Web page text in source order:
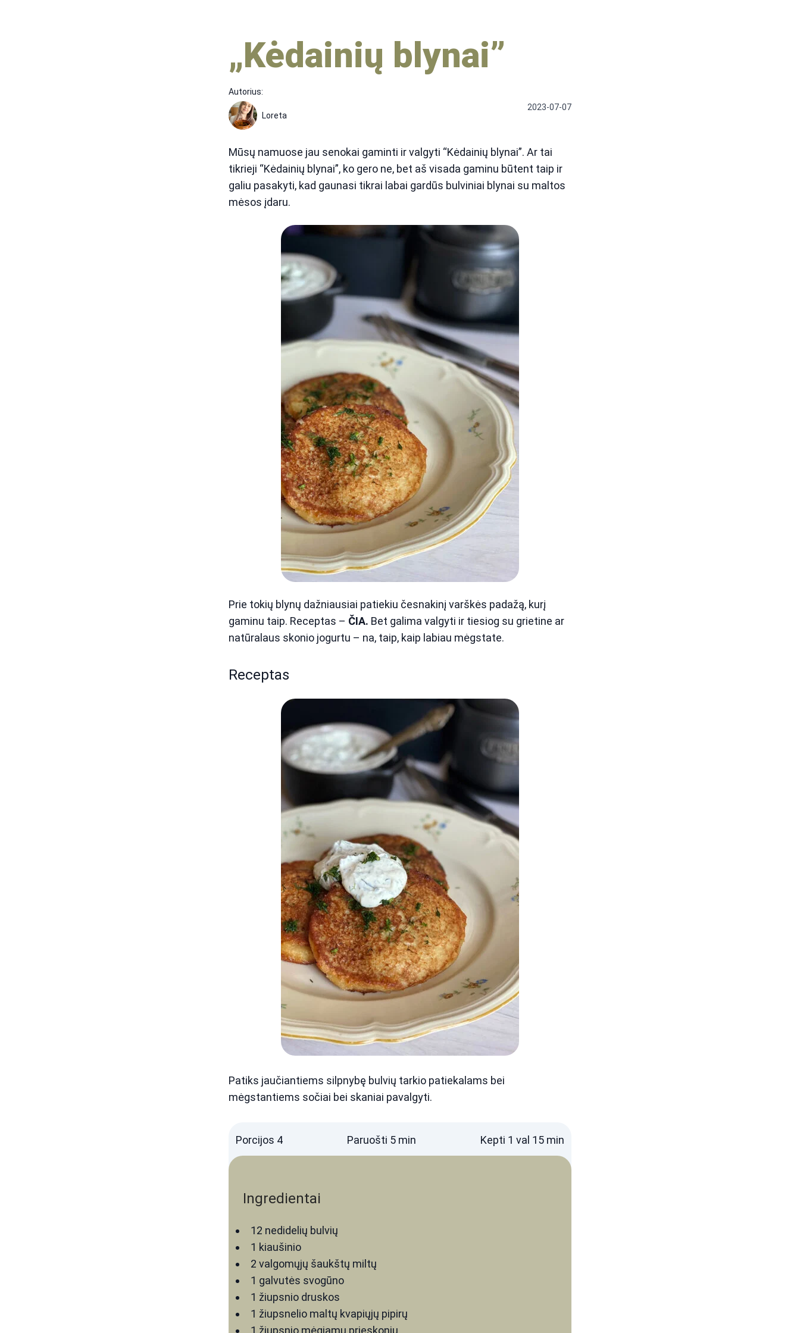
„Kėdainių blynai”
Autorius:
Loreta
2023-07-07
Mūsų namuose jau senokai gaminti ir valgyti “Kėdainių blynai”. Ar tai
tikrieji “Kėdainių blynai”, ko gero ne, bet aš visada gaminu būtent taip ir
galiu pasakyti, kad gaunasi tikrai labai gardūs bulviniai blynai su maltos
mėsos įdaru.
Prie tokių blynų dažniausiai patiekiu česnakinį varškės padažą, kurį
gaminu taip. Receptas – ČIA. Bet galima valgyti ir tiesiog su grietine ar
natūralaus skonio jogurtu – na, taip, kaip labiau mėgstate.
Receptas
Patiks jaučiantiems silpnybę bulvių tarkio patiekalams bei
mėgstantiems sočiai bei skaniai pavalgyti.
Porcijos 4 Paruošti 5 min Kepti 1 val 15 min
Ingredientai
12 nedidelių bulvių
1 kiaušinio
2 valgomųjų šaukštų miltų
1 galvutės svogūno
1 žiupsnio druskos
1 žiupsnelio maltų kvapiųjų pipirų
1 žiupsnio mėgiamų prieskonių